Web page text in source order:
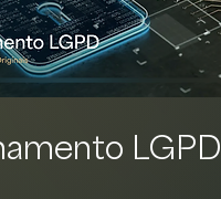
LGPD